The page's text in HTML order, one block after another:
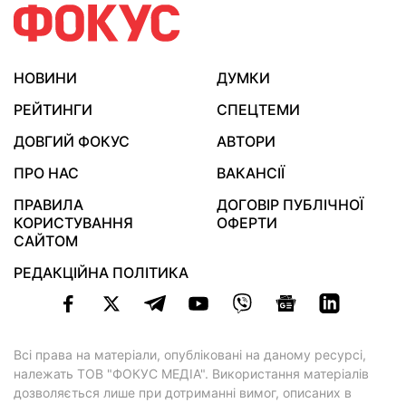
НОВИНИ
ДУМКИ
РЕЙТИНГИ
СПЕЦТЕМИ
ДОВГИЙ ФОКУС
АВТОРИ
ПРО НАС
ВАКАНСІЇ
ПРАВИЛА
КОРИСТУВАННЯ
САЙТОМ
ДОГОВІР ПУБЛІЧНОЇ
ОФЕРТИ
РЕДАКЦІЙНА ПОЛІТИКА
Всі права на матеріали, опубліковані на даному ресурсі,
належать ТОВ "ФОКУС МЕДІА". Використання матеріалів
дозволяється лише при дотриманні вимог, описаних в